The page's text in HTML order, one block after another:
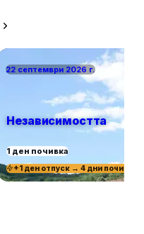
22 септември 2026 г.
Независимостта
1 ден почивка
+1 ден отпуск → 4 дни почивка